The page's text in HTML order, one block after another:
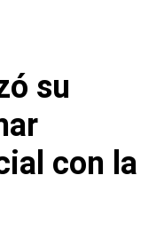
su
con la